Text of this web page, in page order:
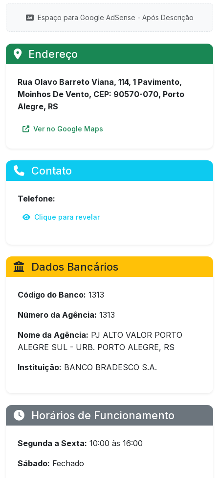
Espaço para Google AdSense - Após Descrição
Endereço
Rua Olavo Barreto Viana, 114, 1 Pavimento,
Moinhos De Vento, CEP: 90570-070, Porto
Alegre, RS
Ver no Google Maps
Contato
Telefone:
Clique para revelar
Dados Bancários
Código do Banco: 1313
Número da Agência: 1313
Nome da Agência: PJ ALTO VALOR PORTO
ALEGRE SUL - URB. PORTO ALEGRE, RS
Instituição: BANCO BRADESCO S.A.
Horários de Funcionamento
Segunda a Sexta: 10:00 às 16:00
Sábado: Fechado